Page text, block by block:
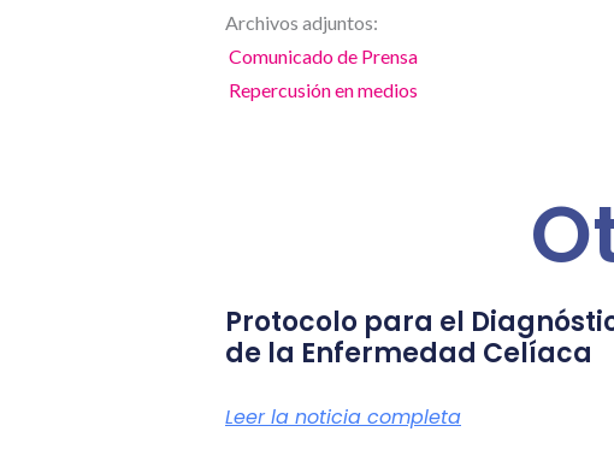
Archivos adjuntos:
Comunicado de Prensa
Repercusión en medios
Protocolo para el
de la Enfermedad Celíaca
Leer la noticia completa